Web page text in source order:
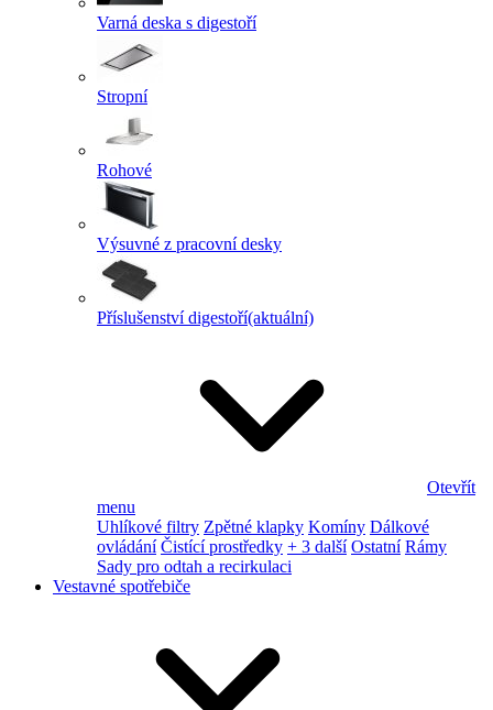
Varná deska s digestoří
Stropní
Rohové
Výsuvné z pracovní desky
Příslušenství digestoří(aktuální)
Otevřít
menu
Uhlíkové filtry Zpětné klapky Komíny Dálkové
ovládání Čistící prostředky + 3 další Ostatní Rámy
Sady pro odtah a recirkulaci
Vestavné spotřebiče